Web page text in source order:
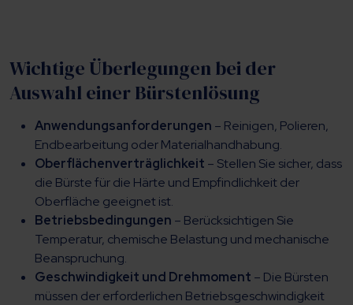
Wichtige Überlegungen bei der
Auswahl einer Bürstenlösung
Anwendungsanforderungen – Reinigen, Polieren,
Endbearbeitung oder Materialhandhabung.
Oberflächenverträglichkeit – Stellen Sie sicher, dass
die Bürste für die Härte und Empfindlichkeit der
Oberfläche geeignet ist.
Betriebsbedingungen – Berücksichtigen Sie
Temperatur, chemische Belastung und mechanische
Beanspruchung.
Geschwindigkeit und Drehmoment – Die Bürsten
müssen der erforderlichen Betriebsgeschwindigkeit